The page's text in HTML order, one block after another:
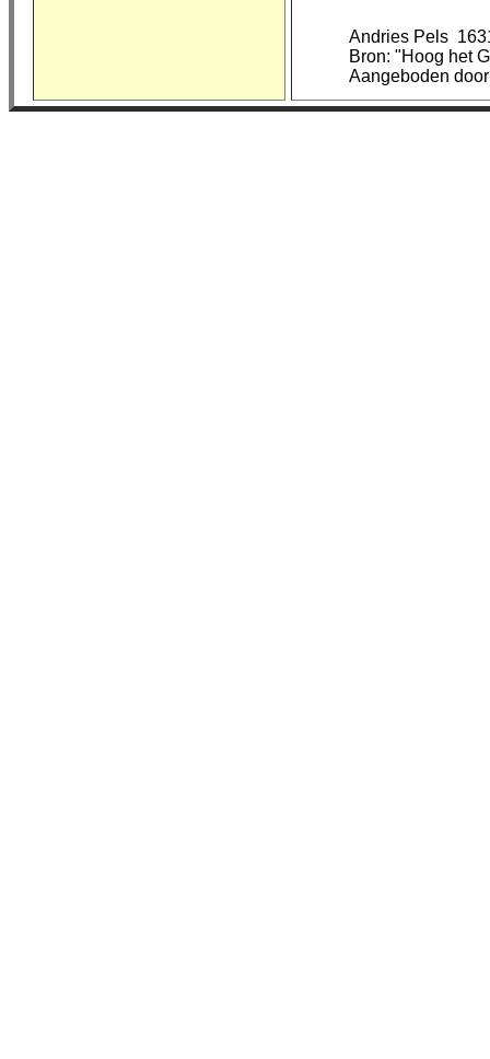
Andries Pels
Bron: "Hoog het
Aangeboden